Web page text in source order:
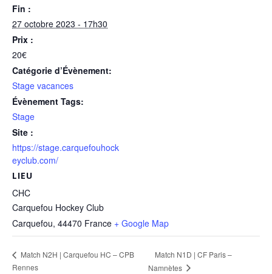
Fin :
27 octobre 2023 - 17h30
Prix :
20€
Catégorie d’Évènement:
Stage vacances
Évènement Tags:
Stage
Site :
https://stage.carquefouhock
eyclub.com/
LIEU
CHC
Carquefou Hockey Club
Carquefou, 44470 France + Google Map
Match N2H | Carquefou HC – CPB
Rennes
Match N1D | CF Paris –
Namnètes